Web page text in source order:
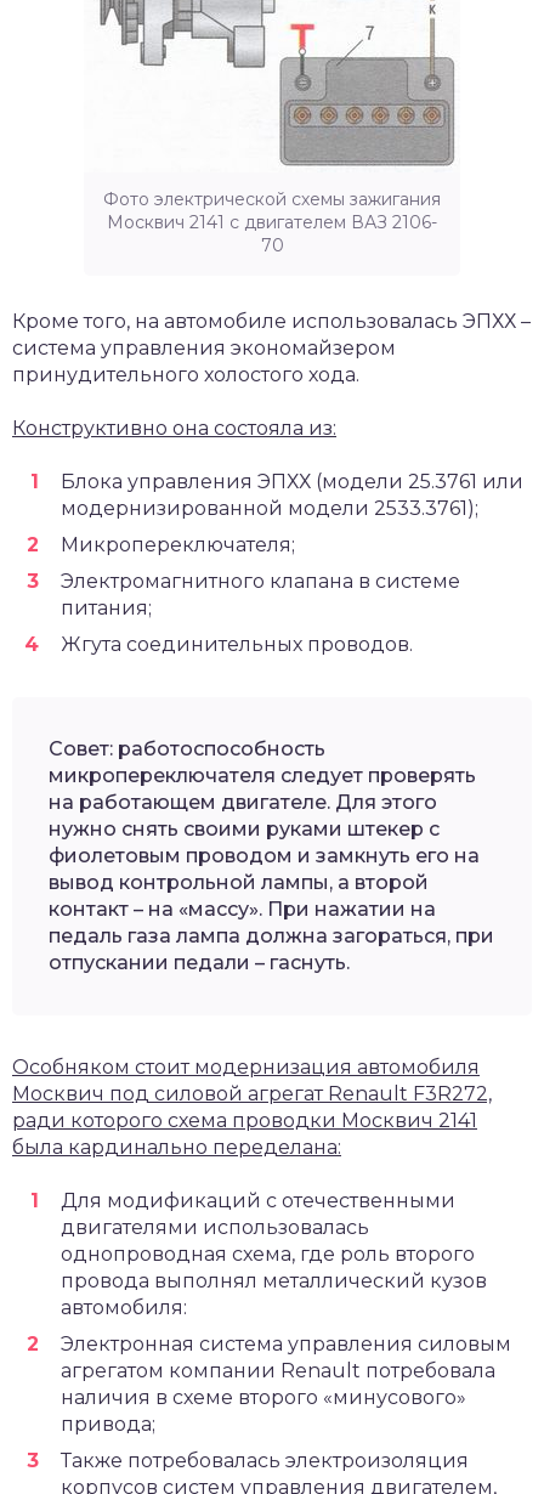
Фото электрической схемы зажигания
Москвич 2141 с двигателем ВАЗ 2106-
70
Кроме того, на автомобиле использовалась ЭПХХ –
система управления экономайзером
принудительного холостого хода.
Конструктивно она состояла из:
Блока управления ЭПХХ (модели 25.3761 или
модернизированной модели 2533.3761);
Микропереключателя;
Электромагнитного клапана в системе
питания;
Жгута соединительных проводов.
Совет: работоспособность
микропереключателя следует проверять
на работающем двигателе. Для этого
нужно снять своими руками штекер с
фиолетовым проводом и замкнуть его на
вывод контрольной лампы, а второй
контакт – на «массу». При нажатии на
педаль газа лампа должна загораться, при
отпускании педали – гаснуть.
Особняком стоит модернизация автомобиля
Москвич под силовой агрегат Renault F3R272,
ради которого схема проводки Москвич 2141
была кардинально переделана:
Для модификаций с отечественными
двигателями использовалась
однопроводная схема, где роль второго
провода выполнял металлический кузов
автомобиля:
Электронная система управления силовым
агрегатом компании Renault потребовала
наличия в схеме второго «минусового»
привода;
Также потребовалась электроизоляция
корпусов систем управления двигателем,